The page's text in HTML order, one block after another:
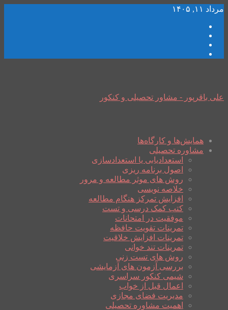
مرداد ۱۱, ۱۴۰۵
علی باقرپور - مشاور تحصیلی و کنکور
همایش‌ها و کارگاه‌ها
مشاوره تحصیلی
استعدادیابی یا استعدادسازی
اصول برنامه ریزی
روش های موثر مطالعه و مرور
خلاصه نویسی
افزایش تمرکز هنگام مطالعه
کتب کمک درسی و تست
موفقیت در امتحانات
تمرینات تقویت حافظه
تمرینات افزایش خلاقیت
تمرینات تند خوانی
روش های تست زنی
بررسی آزمون های آزمایشی
شیمی کنکور سراسری
اعمال قبل از خواب
مدیریت فضای مجازی
اهمیت مشاوره تحصیلی